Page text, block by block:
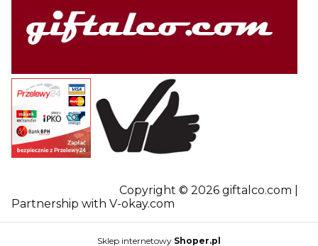
Copyright © 2026 giftalco.com |
Partnership with V-okay.com
Sklep internetowy Shoper.pl